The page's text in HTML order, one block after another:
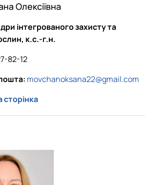
Олексіївна
інтегрованого захисту та
к.с.-г.н.
82-12
movchanoksana22@gmail.com